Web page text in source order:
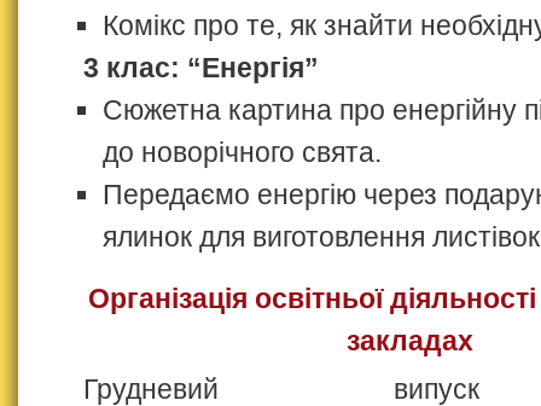
Комікс про те, як знайти
3 клас: “Енергія”
Сюжетна картина про енергійну
до новорічного свята.
Передаємо енергію через
ялинок для виготовлення
Організація освітньої
закладах
Грудневий